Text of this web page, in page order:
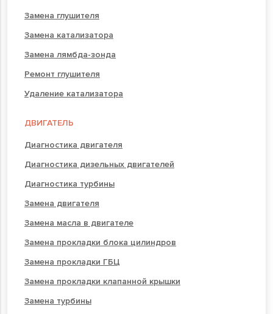
Замена глушителя
Замена катализатора
Замена лямбда-зонда
Ремонт глушителя
Удаление катализатора
ДВИГАТЕЛЬ
Диагностика двигателя
Диагностика дизельных двигателей
Диагностика турбины
Замена двигателя
Замена масла в двигателе
Замена прокладки блока цилиндров
Замена прокладки ГБЦ
Замена прокладки клапанной крышки
Замена турбины